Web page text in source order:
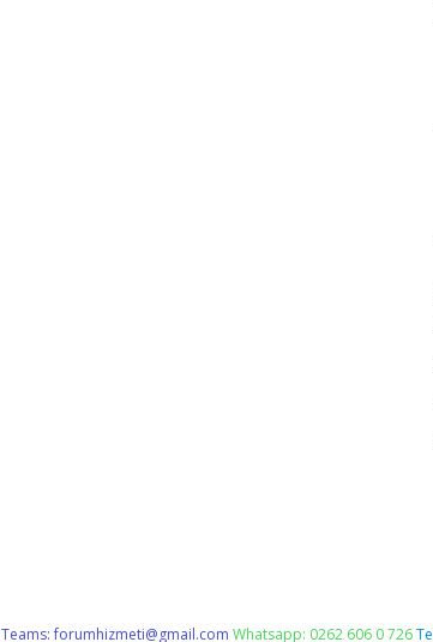
Teams:forumhizmeti@gmail.com Whatsapp: 0262 606 0 726